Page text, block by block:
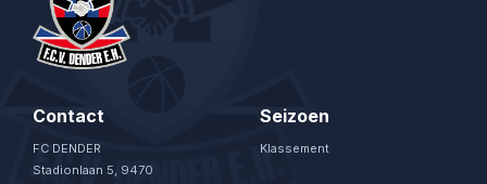
Contact
FC DENDER
Stadionlaan 5, 9470
Seizoen
Klassement